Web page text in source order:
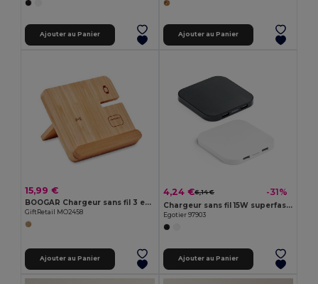
Ajouter au Panier Ajouter au Panier
15,99 €
BOOGAR Chargeur sans fil 3 en 1 15W
GiftRetail MO2458
Ajouter au Panier
4,24 €6,14 € -31%
Chargeur sans fil 15W superfast avec HUB 2 ports USB-A en ABS recyclé (100 % rABS)
Egotier 97903
Ajouter au Panier